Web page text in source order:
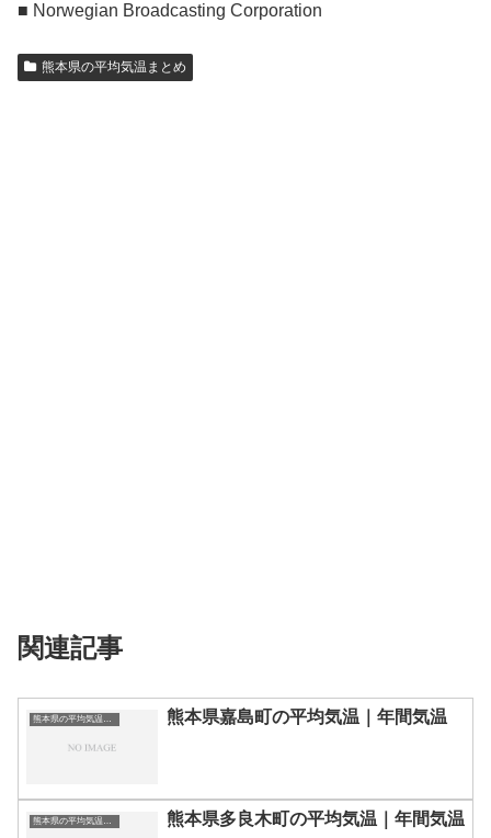
■ Norwegian Broadcasting Corporation
熊本県の平均気温まとめ
関連記事
熊本県の平均気温まとめ 熊本県嘉島町の平均気温｜年間気温
熊本県の平均気温まとめ 熊本県多良木町の平均気温｜年間気温